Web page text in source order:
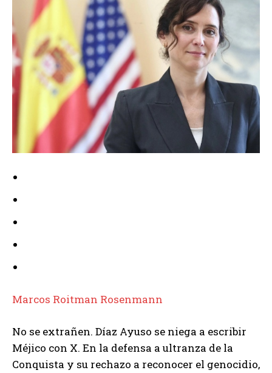
Marcos Roitman Rosenmann
No se extrañen. Díaz Ayuso se niega a escribir
Méjico con X. En la defensa a ultranza de la
Conquista y su rechazo a reconocer el genocidio,